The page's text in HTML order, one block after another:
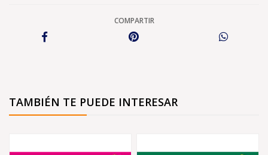
COMPARTIR
TAMBIÉN TE PUEDE INTERESAR